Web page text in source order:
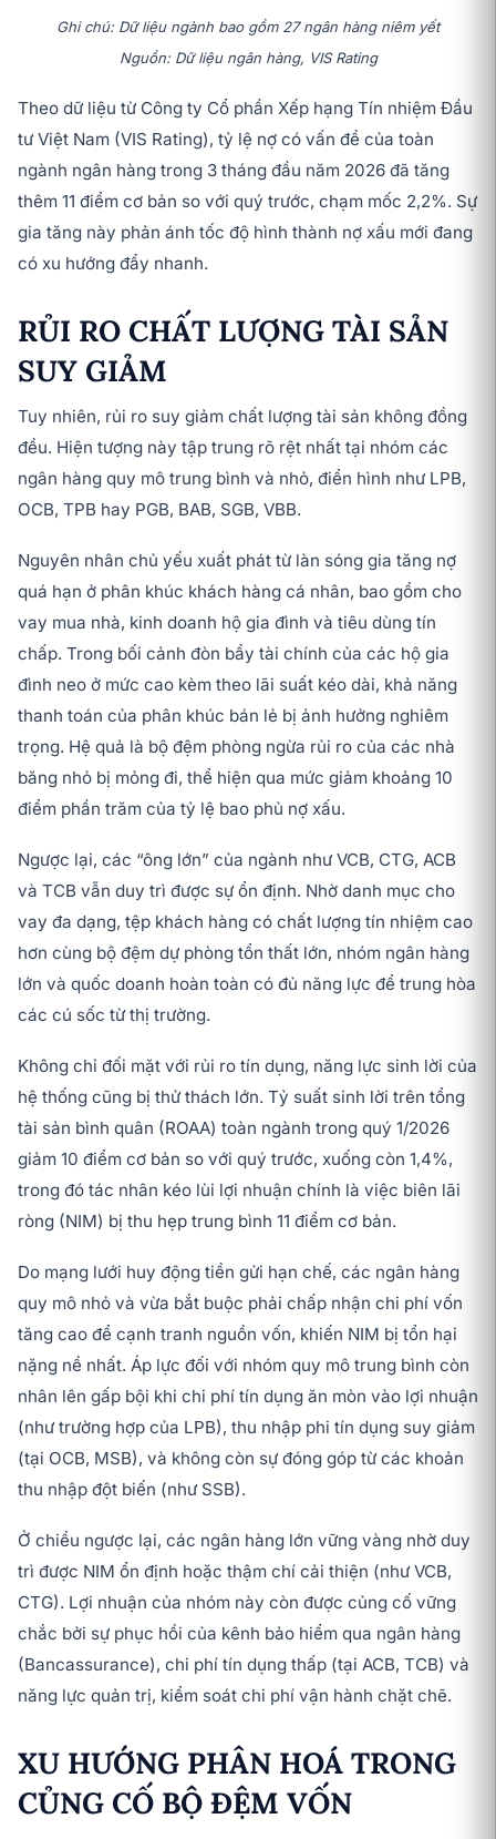
Ghi chú: Dữ liệu ngành bao gồm 27 ngân hàng niêm yết
Nguồn: Dữ liệu ngân hàng, VIS Rating
Theo dữ liệu từ Công ty Cổ phần Xếp hạng Tín nhiệm Đầu
tư Việt Nam (VIS Rating), tỷ lệ nợ có vấn đề của toàn
ngành ngân hàng trong 3 tháng đầu năm 2026 đã tăng
thêm 11 điểm cơ bản so với quý trước, chạm mốc 2,2%. Sự
gia tăng này phản ánh tốc độ hình thành nợ xấu mới đang
có xu hướng đẩy nhanh.
RỦI RO CHẤT LƯỢNG TÀI SẢN
SUY GIẢM
Tuy nhiên, rủi ro suy giảm chất lượng tài sản không đồng
đều. Hiện tượng này tập trung rõ rệt nhất tại nhóm các
ngân hàng quy mô trung bình và nhỏ, điển hình như LPB,
OCB, TPB hay PGB, BAB, SGB, VBB.
Nguyên nhân chủ yếu xuất phát từ làn sóng gia tăng nợ
quá hạn ở phân khúc khách hàng cá nhân, bao gồm cho
vay mua nhà, kinh doanh hộ gia đình và tiêu dùng tín
chấp. Trong bối cảnh đòn bẩy tài chính của các hộ gia
đình neo ở mức cao kèm theo lãi suất kéo dài, khả năng
thanh toán của phân khúc bán lẻ bị ảnh hưởng nghiêm
trọng. Hệ quả là bộ đệm phòng ngừa rủi ro của các nhà
băng nhỏ bị mỏng đi, thể hiện qua mức giảm khoảng 10
điểm phần trăm của tỷ lệ bao phủ nợ xấu.
Ngược lại, các “ông lớn” của ngành như VCB, CTG, ACB
và TCB vẫn duy trì được sự ổn định. Nhờ danh mục cho
vay đa dạng, tệp khách hàng có chất lượng tín nhiệm cao
hơn cùng bộ đệm dự phòng tổn thất lớn, nhóm ngân hàng
lớn và quốc doanh hoàn toàn có đủ năng lực để trung hòa
các cú sốc từ thị trường.
Không chỉ đối mặt với rủi ro tín dụng, năng lực sinh lời của
hệ thống cũng bị thử thách lớn. Tỷ suất sinh lời trên tổng
tài sản bình quân (ROAA) toàn ngành trong quý 1/2026
giảm 10 điểm cơ bản so với quý trước, xuống còn 1,4%,
trong đó tác nhân kéo lùi lợi nhuận chính là việc biên lãi
ròng (NIM) bị thu hẹp trung bình 11 điểm cơ bản.
Do mạng lưới huy động tiền gửi hạn chế, các ngân hàng
quy mô nhỏ và vừa bắt buộc phải chấp nhận chi phí vốn
tăng cao để cạnh tranh nguồn vốn, khiến NIM bị tổn hại
nặng nề nhất. Áp lực đối với nhóm quy mô trung bình còn
nhân lên gấp bội khi chi phí tín dụng ăn mòn vào lợi nhuận
(như trường hợp của LPB), thu nhập phi tín dụng suy giảm
(tại OCB, MSB), và không còn sự đóng góp từ các khoản
thu nhập đột biến (như SSB).
Ở chiều ngược lại, các ngân hàng lớn vững vàng nhờ duy
trì được NIM ổn định hoặc thậm chí cải thiện (như VCB,
CTG). Lợi nhuận của nhóm này còn được củng cố vững
chắc bởi sự phục hồi của kênh bảo hiểm qua ngân hàng
(Bancassurance), chi phí tín dụng thấp (tại ACB, TCB) và
năng lực quản trị, kiểm soát chi phí vận hành chặt chẽ.
XU HƯỚNG PHÂN HOÁ TRONG
CỦNG CỐ BỘ ĐỆM VỐN